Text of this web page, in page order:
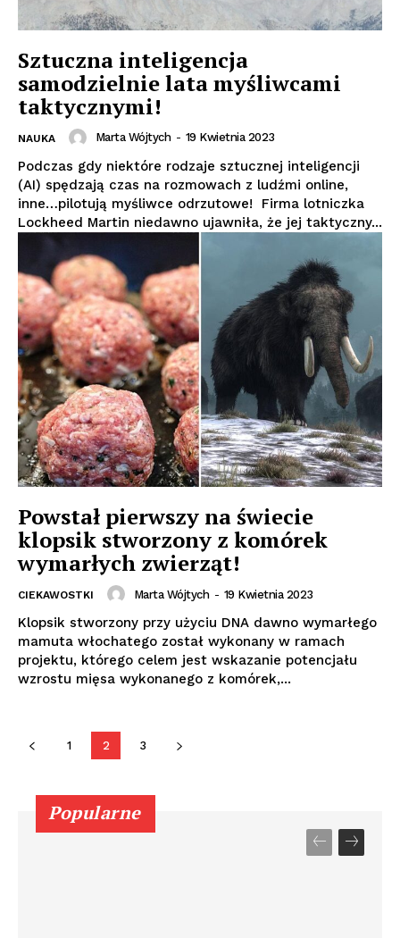
Sztuczna inteligencja
samodzielnie lata myśliwcami
taktycznymi!
NAUKA Marta Wójtych - 19 Kwietnia 2023
Podczas gdy niektóre rodzaje sztucznej inteligencji
(AI) spędzają czas na rozmowach z ludźmi online,
inne…pilotują myśliwce odrzutowe! Firma lotniczka
Lockheed Martin niedawno ujawniła, że ​​jej taktyczny...
Powstał pierwszy na świecie
klopsik stworzony z komórek
wymarłych zwierząt!
CIEKAWOSTKI Marta Wójtych - 19 Kwietnia 2023
Klopsik stworzony przy użyciu DNA dawno wymarłego
mamuta włochatego został wykonany w ramach
projektu, którego celem jest wskazanie potencjału
wzrostu mięsa wykonanego z komórek,...
1 2 3
Popularne